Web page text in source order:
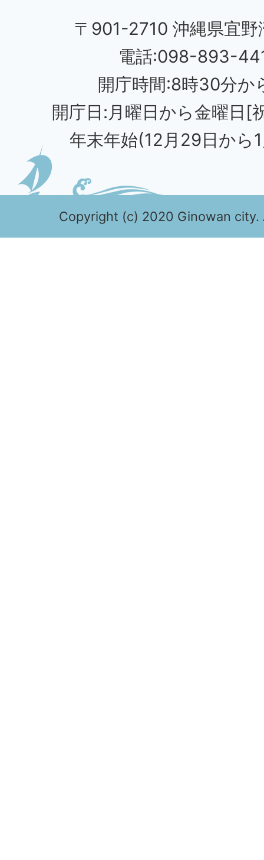
〒901-2710 沖縄県宜野
電話:098-893-
開庁時間:8時30分か
開庁日:月曜日から金曜日[
年末年始(12月29日から
Copyright (c) 2020 Ginowan city.